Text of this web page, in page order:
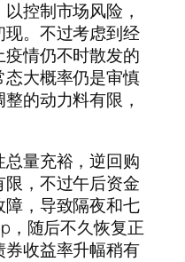
控制市场风险，
。不过考虑到经
情仍不时散发的
大概率仍是审慎
的动力料有限，
量充裕，逆回购
，不过午后资金
，导致隔夜和七
，随后不久恢复正
收益率升幅稍有